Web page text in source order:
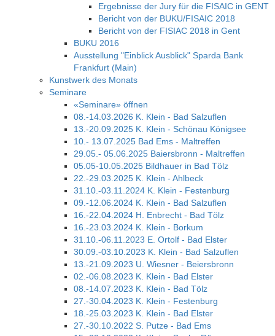
Ergebnisse der Jury für die FISAIC in GENT
Bericht von der BUKU/FISAIC 2018
Bericht von der FISIAC 2018 in Gent
BUKU 2016
Ausstellung "Einblick Ausblick" Sparda Bank
Frankfurt (Main)
Kunstwerk des Monats
Seminare
«Seminare» öffnen
08.-14.03.2026 K. Klein - Bad Salzuflen
13.-20.09.2025 K. Klein - Schönau Königsee
10.- 13.07.2025 Bad Ems - Maltreffen
29.05.- 05.06.2025 Baiersbronn - Maltreffen
05.05-10.05.2025 Bildhauer in Bad Tölz
22.-29.03.2025 K. Klein - Ahlbeck
31.10.-03.11.2024 K. Klein - Festenburg
09.-12.06.2024 K. Klein - Bad Salzuflen
16.-22.04.2024 H. Enbrecht - Bad Tölz
16.-23.03.2024 K. Klein - Borkum
31.10.-06.11.2023 E. Ortolf - Bad Elster
30.09.-03.10.2023 K. Klein - Bad Salzuflen
13.-21.09.2023 U. Wiesner - Beiersbronn
02.-06.08.2023 K. Klein - Bad Elster
08.-14.07.2023 K. Klein - Bad Tölz
27.-30.04.2023 K. Klein - Festenburg
18.-25.03.2023 K. Klein - Bad Elster
27.-30.10.2022 S. Putze - Bad Ems